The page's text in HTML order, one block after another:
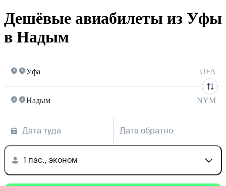
Дешёвые авиабилеты из Уфы
в Надым
Уфа UFA
Надым NYM
Дата туда Дата обратно
1 пас., эконом